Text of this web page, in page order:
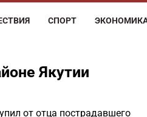
СПОРТ
Якутии
от отца пострадавшего